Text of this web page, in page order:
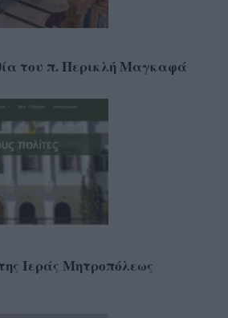
του π. Περικλή Μαγκαφά
Ιεράς Μητροπόλεως